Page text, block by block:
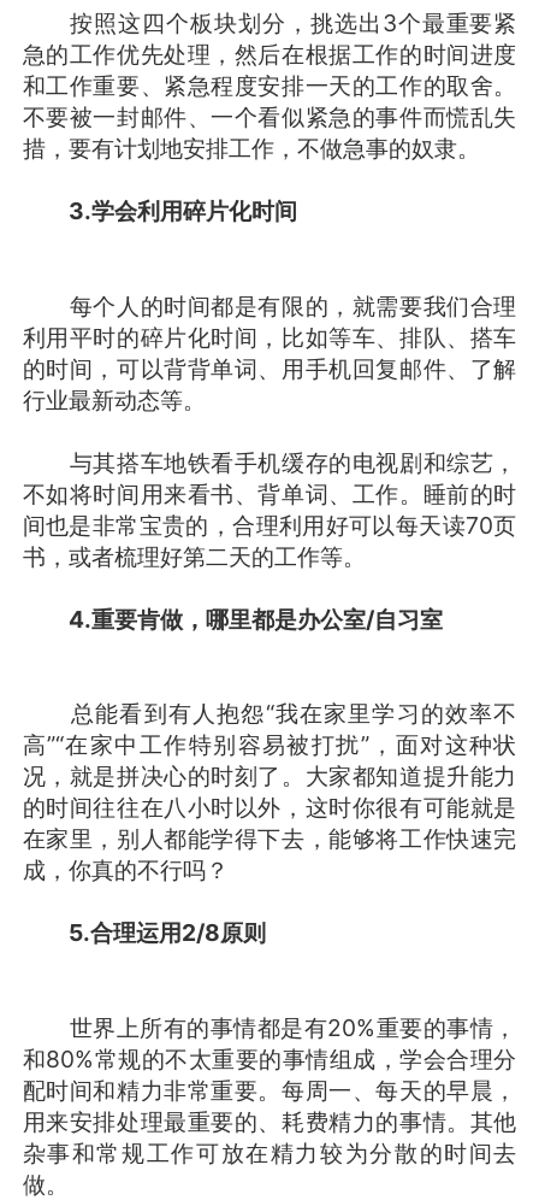
按照这四个板块划分，挑选出3个最重要紧
急的工作优先处理，然后在根据工作的时间进度
和工作重要、紧急程度安排一天的工作的取舍。
不要被一封邮件、一个看似紧急的事件而慌乱失
措，要有计划地安排工作，不做急事的奴隶。
3.学会利用碎片化时间
每个人的时间都是有限的，就需要我们合理
利用平时的碎片化时间，比如等车、排队、搭车
的时间，可以背背单词、用手机回复邮件、了解
行业最新动态等。
与其搭车地铁看手机缓存的电视剧和综艺，
不如将时间用来看书、背单词、工作。睡前的时
间也是非常宝贵的，合理利用好可以每天读70页
书，或者梳理好第二天的工作等。
4.重要肯做，哪里都是办公室/自习室
总能看到有人抱怨“我在家里学习的效率不
高”“在家中工作特别容易被打扰”，面对这种状
况，就是拼决心的时刻了。大家都知道提升能力
的时间往往在八小时以外，这时你很有可能就是
在家里，别人都能学得下去，能够将工作快速完
成，你真的不行吗？
5.合理运用2/8原则
世界上所有的事情都是有20%重要的事情，
和80%常规的不太重要的事情组成，学会合理分
配时间和精力非常重要。每周一、每天的早晨，
用来安排处理最重要的、耗费精力的事情。其他
杂事和常规工作可放在精力较为分散的时间去
做。